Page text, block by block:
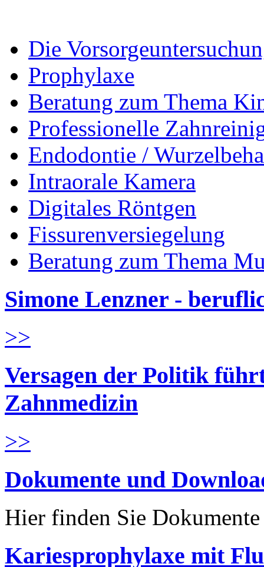
Die
Prophylaxe
Beratung zum Thema
Professionelle
Endodontie /
Intraorale Kamera
Digitales Röntgen
Fissurenversiegelung
Beratung zum Thema
Simone Lenzner -
>>
Versagen der Politik
Zahnmedizin
>>
Dokumente und
Hier finden Sie
Kariesprophylaxe mit